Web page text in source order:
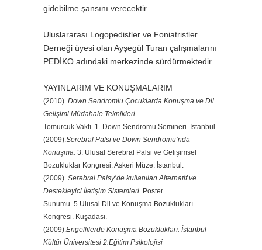
gidebilme şansını verecektir.
Uluslararası Logopedistler ve Foniatristler
Derneği üyesi olan Ayşegül Turan çalışmalarını
PEDİKO adındaki merkezinde sürdürmektedir.
YAYINLARIM VE KONUŞMALARIM
(2010). Down Sendromlu Çocuklarda Konuşma ve Dil
Gelişimi Müdahale Teknikleri.
Tomurcuk Vakfı 1. Down Sendromu Semineri. İstanbul.
(2009). Serebral Palsi ve Down Sendromu’nda
Konuşma. 3. Ulusal Serebral Palsi ve Gelişimsel
Bozukluklar Kongresi. Askeri Müze. İstanbul.
(2009). Serebral Palsy’de kullanılan Alternatif ve
Destekleyici İletişim Sistemleri. Poster
Sunumu. 5.Ulusal Dil ve Konuşma Bozuklukları
Kongresi. Kuşadası.
(2009). Engellilerde Konuşma Bozuklukları. İstanbul
Kültür Üniversitesi 2.Eğitim Psikolojisi